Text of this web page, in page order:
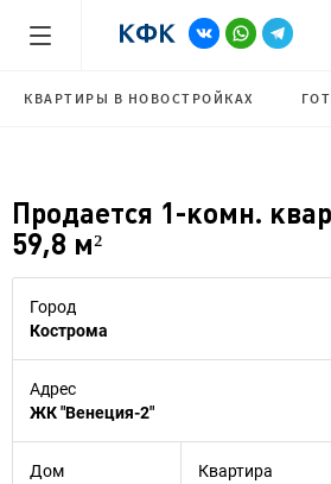
КВАРТИРЫ В НОВОСТРОЙКАХ
Продается 1-комн.
59,8 м²
Город
Кострома
Адрес
ЖК "Венеция-2"
Дом
Квартира